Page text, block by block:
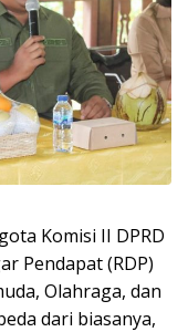
Komisi II DPRD
Pendapat (RDP)
Olahraga, dan
dari biasanya,